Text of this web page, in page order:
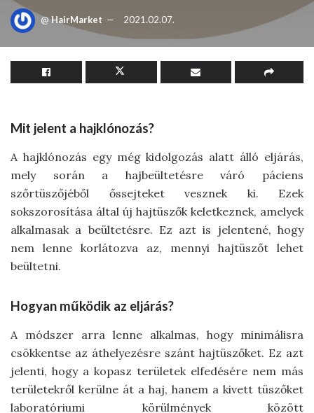
@HairMarket 2021.02.07.
Mit jelent a hajklónozás?
A hajklónozás egy még kidolgozás alatt álló eljárás,
mely során a hajbeültetésre váró páciens
szőrtüszőjéből őssejteket vesznek ki. Ezek
sokszorosítása által új hajtüszők keletkeznek, amelyek
alkalmasak a beültetésre. Ez azt is jelentené, hogy
nem lenne korlátozva az, mennyi hajtüszőt lehet
beültetni.
Hogyan működik az eljárás?
A módszer arra lenne alkalmas, hogy minimálisra
csökkentse az áthelyezésre szánt hajtüszőket. Ez azt
jelenti, hogy a kopasz területek elfedésére nem más
területekről kerülne át a haj, hanem a kivett tüszőket
laboratóriumi körülmények között